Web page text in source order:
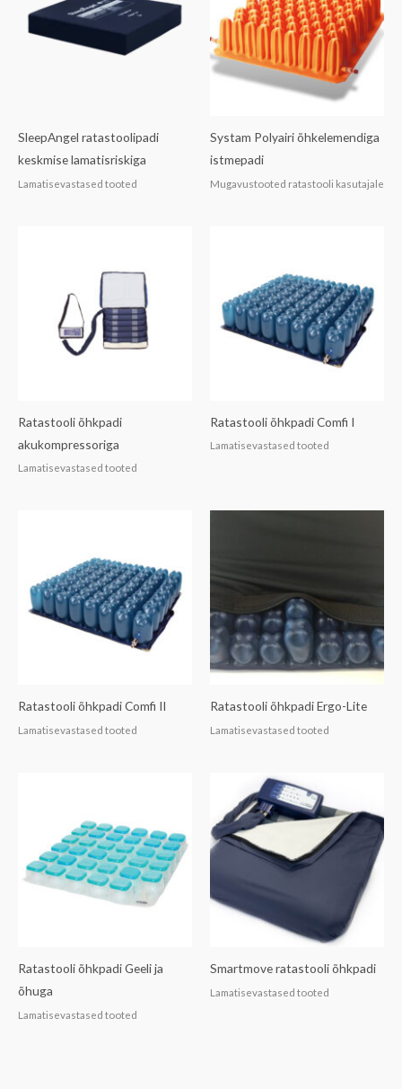
SleepAngel ratastoolipadi
keskmise lamatisriskiga
Lamatisevastased tooted
Systam Polyairi õhkelemendiga
istmepadi
Mugavustooted ratastooli kasutajale
Ratastooli õhkpadi
akukompressoriga
Lamatisevastased tooted
Ratastooli õhkpadi Comfi I
Lamatisevastased tooted
Ratastooli õhkpadi Comfi II
Lamatisevastased tooted
Ratastooli õhkpadi Ergo-Lite
Lamatisevastased tooted
Ratastooli õhkpadi Geeli ja
õhuga
Lamatisevastased tooted
Smartmove ratastooli õhkpadi
Lamatisevastased tooted